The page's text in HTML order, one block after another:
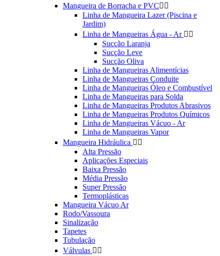
Mangueira de Borracha e PVC 
Linha de Mangueira Lazer (Piscina e
Jardim)
Linha de Mangueiras Água - Ar  
Sucção Laranja
Sucção Leve
Sucção Oliva
Linha de Mangueiras Alimentícias
Linha de Mangueiras Conduite
Linha de Mangueiras Óleo e Combustível
Linha de Mangueiras para Solda
Linha de Mangueiras Produtos Abrasivos
Linha de Mangueiras Produtos Químicos
Linha de Mangueiras Vácuo - Ar
Linha de Mangueiras Vapor
Mangueira Hidráulica  
Alta Pressão
Aplicações Especiais
Baixa Pressão
Média Pressão
Super Pressão
Termoplásticas
Mangueira Vácuo Ar
Rodo/Vassoura
Sinalização
Tapetes
Tubulação
Válvulas  